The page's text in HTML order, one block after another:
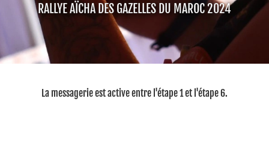
RALLYE AÏCHA DES GAZELLES DU MAROC 2024
La messagerie est active entre l'étape 1 et l'étape 6.